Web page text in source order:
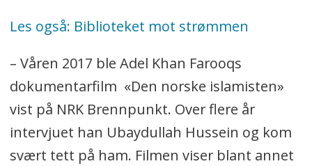
Les også: Biblioteket mot strømmen
– Våren 2017 ble Adel Khan Farooqs
dokumentarfilm «Den norske islamisten»
vist på NRK Brennpunkt. Over flere år
intervjuet han Ubaydullah Hussein og kom
svært tett på ham. Filmen viser blant annet